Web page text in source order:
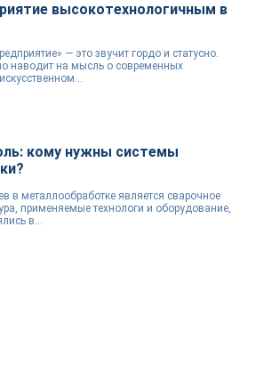
высокотехнологичным в
— это звучит гордо и статусно.
наводит на мысль о современных
кому нужны системы
в металлообработке является сварочное
применяемые технологи и оборудование,
в...